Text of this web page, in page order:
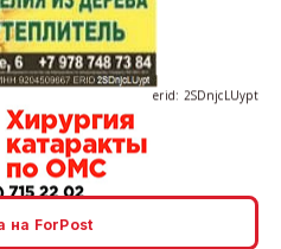
erid: 2SDnjcLUypt
на ForPost